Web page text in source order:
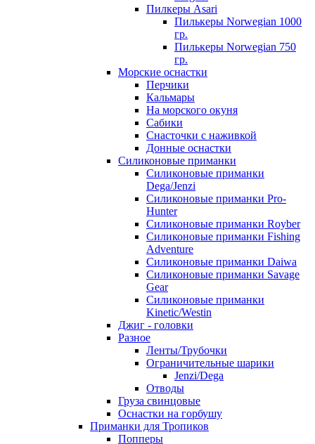
Пилкеры Asari
Пилькеры Norwegian 1000
гр.
Пилькеры Norwegian 750
гр.
Морские оснастки
Перчики
Кальмары
На морского окуня
Сабики
Снасточки с наживкой
Донные оснастки
Силиконовые приманки
Силиконовые приманки
Dega/Jenzi
Силиконовые приманки Pro-
Hunter
Силиконовые приманки Royber
Силиконовые приманки Fishing
Adventure
Силиконовые приманки Daiwa
Силиконовые приманки Savage
Gear
Силиконовые приманки
Kinetic/Westin
Джиг - головки
Разное
Ленты/Трубочки
Ограничительные шарики
Jenzi/Dega
Отводы
Груза свинцовые
Оснастки на горбушу
Приманки для Тропиков
Попперы